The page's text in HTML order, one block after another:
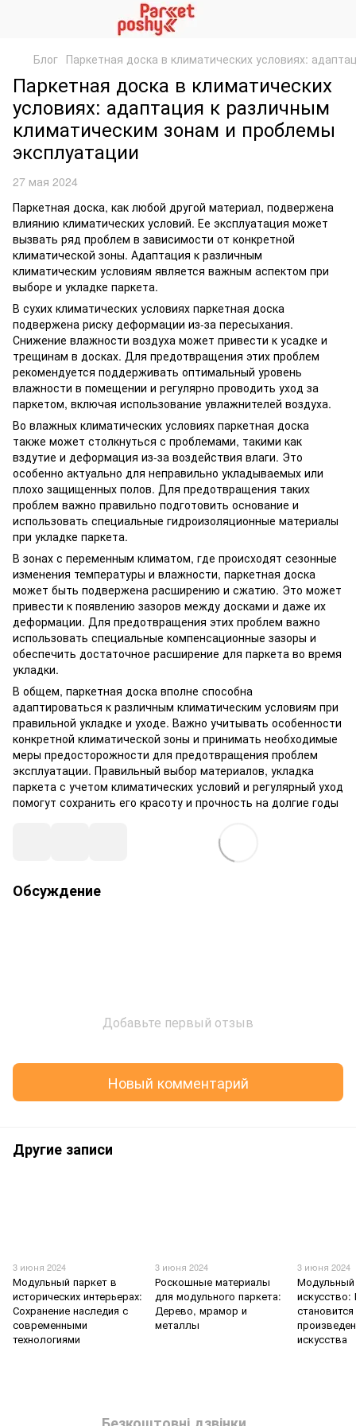
Блог Паркетная доска в климатических условиях:
Паркетная доска в климатических
условиях: адаптация к различным
климатическим зонам и проблемы
эксплуатации
27 мая 2024
Паркетная доска, как любой другой материал, подвержена
влиянию климатических условий. Ее эксплуатация может
вызвать ряд проблем в зависимости от конкретной
климатической зоны. Адаптация к различным
климатическим условиям является важным аспектом при
выборе и укладке паркета.
В сухих климатических условиях паркетная доска
подвержена риску деформации из-за пересыхания.
Снижение влажности воздуха может привести к усадке и
трещинам в досках. Для предотвращения этих проблем
рекомендуется поддерживать оптимальный уровень
влажности в помещении и регулярно проводить уход за
паркетом, включая использование увлажнителей воздуха.
Во влажных климатических условиях паркетная доска
также может столкнуться с проблемами, такими как
вздутие и деформация из-за воздействия влаги. Это
особенно актуально для неправильно укладываемых или
плохо защищенных полов. Для предотвращения таких
проблем важно правильно подготовить основание и
использовать специальные гидроизоляционные материалы
при укладке паркета.
В зонах с переменным климатом, где происходят сезонные
изменения температуры и влажности, паркетная доска
может быть подвержена расширению и сжатию. Это может
привести к появлению зазоров между досками и даже их
деформации. Для предотвращения этих проблем важно
использовать специальные компенсационные зазоры и
обеспечить достаточное расширение для паркета во время
укладки.
В общем, паркетная доска вполне способна
адаптироваться к различным климатическим условиям при
правильной укладке и уходе. Важно учитывать особенности
конкретной климатической зоны и принимать необходимые
меры предосторожности для предотвращения проблем
эксплуатации. Правильный выбор материалов, укладка
паркета с учетом климатических условий и регулярный уход
помогут сохранить его красоту и прочность на долгие годы
Обсуждение
Добавьте первый отзыв
Новый комментарий
Другие записи
3 июня 2024
Модульный паркет в
исторических интерьерах:
Сохранение наследия с
современными
технологиями
3 июня 2024
Роскошные материалы
для модульного паркета:
Дерево, мрамор и
металлы
3 июня 2024
Модульный
становится
искусства